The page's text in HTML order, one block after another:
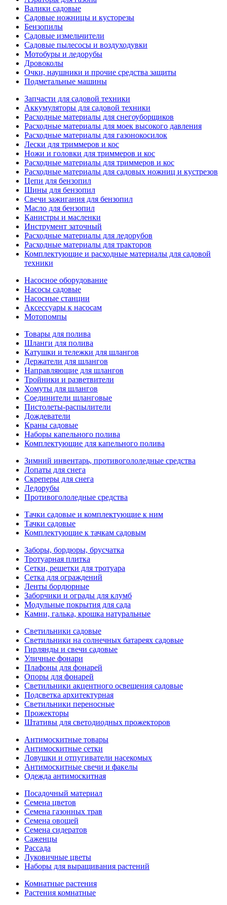
Валики садовые
Садовые ножницы и кусторезы
Бензопилы
Садовые измельчители
Садовые пылесосы и воздуходувки
Мотобуры и ледорубы
Дровоколы
Очки, наушники и прочие средства защиты
Подметальные машины
Запчасти для садовой техники
Аккумуляторы для садовой техники
Расходные материалы для снегоуборщиков
Расходные материалы для моек высокого давления
Расходные материалы для газонокосилок
Лески для триммеров и кос
Ножи и головки для триммеров и кос
Расходные материалы для триммеров и кос
Расходные материалы для садовых ножниц и кустрезов
Цепи для бензопил
Шины для бензопил
Свечи зажигания для бензопил
Масло для бензопил
Канистры и масленки
Инструмент заточный
Расходные материалы для ледорубов
Расходные материалы для тракторов
Комплектующие и расходные материалы для садовой
техники
Насосное оборудование
Насосы садовые
Насосные станции
Аксессуары к насосам
Мотопомпы
Товары для полива
Шланги для полива
Катушки и тележки для шлангов
Держатели для шлангов
Направляющие для шлангов
Тройники и разветвители
Хомуты для шлангов
Соединители шланговые
Пистолеты-распылители
Дождеватели
Краны садовые
Наборы капельного полива
Комплектующие для капельного полива
Зимний инвентарь, противогололедные средства
Лопаты для снега
Скреперы для снега
Ледорубы
Противогололедные средства
Тачки садовые и комплектующие к ним
Тачки садовые
Комплектующие к тачкам садовым
Заборы, бордюры, брусчатка
Тротуарная плитка
Сетки, решетки для тротуара
Сетка для ограждений
Ленты бордюрные
Заборчики и ограды для клумб
Модульные покрытия для сада
Камни, галька, крошка натуральные
Светильники садовые
Светильники на солнечных батареях садовые
Гирлянды и свечи садовые
Уличные фонари
Плафоны для фонарей
Опоры для фонарей
Светильники акцентного освещения садовые
Подсветка архитектурная
Светильники переносные
Прожекторы
Штативы для светодиодных прожекторов
Антимоскитные товары
Антимоскитные сетки
Ловушки и отпугиватели насекомых
Антимоскитные свечи и факелы
Одежда антимоскитная
Посадочный материал
Семена цветов
Семена газонных трав
Семена овощей
Семена сидератов
Саженцы
Рассада
Луковичные цветы
Наборы для выращивания растений
Комнатные растения
Растения комнатные